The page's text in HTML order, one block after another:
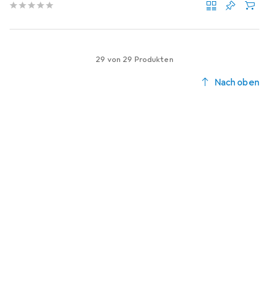
29 von 29 Produkten
Nach oben